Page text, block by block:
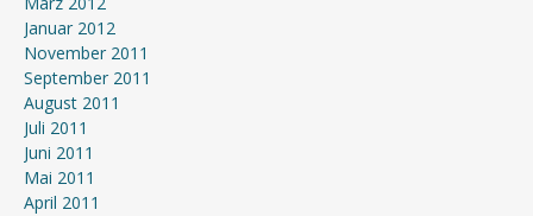
Januar 2012
November 2011
September 2011
August 2011
Juli 2011
Juni 2011
Mai 2011
April 2011